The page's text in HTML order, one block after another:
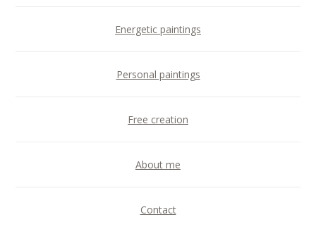
Energetic paintings
Personal paintings
Free creation
About me
Contact